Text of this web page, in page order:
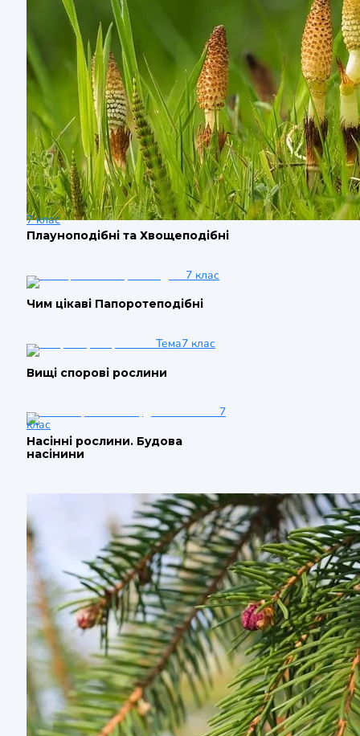
7 клас
Плауноподібні та Хвощеподібні
7 клас
Чим цікаві Папоротеподібні
Тема7 клас
Вищі спорові рослини
7
клас
Насінні рослини. Будова
насінини